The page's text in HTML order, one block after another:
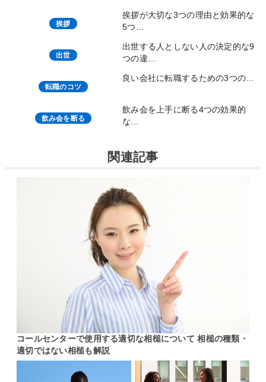
挨拶
挨拶が大切な3つの理由と効果的な
5つ…
出世
出世する人としない人の決定的な9
つの違…
転職のコツ
良い会社に転職するための3つの…
飲み会を断る
飲み会を上手に断る4つの効果的
な…
関連記事
コールセンターで使用する適切な相槌について 相槌の種類・
適切ではない相槌も解説